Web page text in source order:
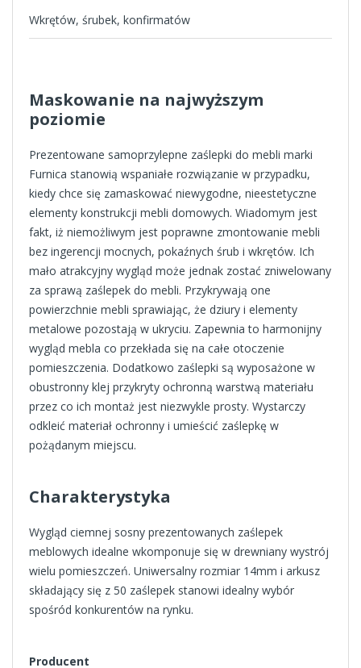
Wkrętów, śrubek, konfirmatów
Maskowanie na najwyższym
poziomie
Prezentowane samoprzylepne zaślepki do mebli marki
Furnica stanowią wspaniałe rozwiązanie w przypadku,
kiedy chce się zamaskować niewygodne, nieestetyczne
elementy konstrukcji mebli domowych. Wiadomym jest
fakt, iż niemożliwym jest poprawne zmontowanie mebli
bez ingerencji mocnych, pokaźnych śrub i wkrętów. Ich
mało atrakcyjny wygląd może jednak zostać zniwelowany
za sprawą zaślepek do mebli. Przykrywają one
powierzchnie mebli sprawiając, że dziury i elementy
metalowe pozostają w ukryciu. Zapewnia to harmonijny
wygląd mebla co przekłada się na całe otoczenie
pomieszczenia. Dodatkowo zaślepki są wyposażone w
obustronny klej przykryty ochronną warstwą materiału
przez co ich montaż jest niezwykle prosty. Wystarczy
odkleić materiał ochronny i umieścić zaślepkę w
pożądanym miejscu.
Charakterystyka
Wygląd ciemnej sosny prezentowanych zaślepek
meblowych idealne wkomponuje się w drewniany wystrój
wielu pomieszczeń. Uniwersalny rozmiar 14mm i arkusz
składający się z 50 zaślepek stanowi idealny wybór
spośród konkurentów na rynku.
Producent